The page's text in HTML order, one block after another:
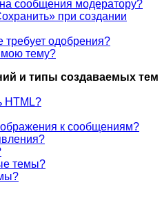
сообщения модератору?
при создании
одобрения?
мою тему?
и типы создаваемых тем
HTML?
к сообщениям?
темы?